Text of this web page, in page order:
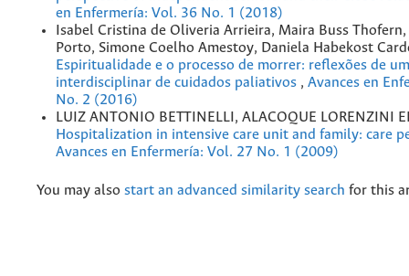
en Enfermería: Vol. 36 No. 1 (2018)
Isabel Cristina de Oliveria Arrieira, Maira Buss
Porto, Simone Coelho Amestoy, Daniela Habekost
Espiritualidade e o processo de morrer: reflexões de
interdisciplinar de cuidados paliativos , Avances en
No. 2 (2016)
LUIZ ANTONIO BETTINELLI, ALACOQUE LORENZINI
Hospitalization in intensive care unit and family: care
Avances en Enfermería: Vol. 27 No. 1 (2009)
You may also start an advanced similarity search for this